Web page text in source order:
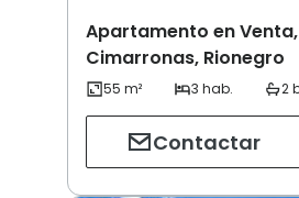
Apartamento en Venta,
Cimarronas, Rionegro
Contactar